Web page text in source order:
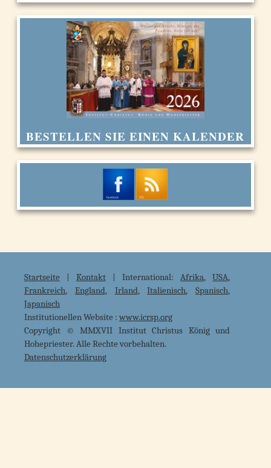
BESTELLEN SIE EINEN KALENDER
Startseite |Kontakt | International:Afrika,USA,
Frankreich, England, Irland,Italienisch,Spanisch,
Japanisch
Institutionellen Website : www.icrsp.org
Copyright © MMXVII Institut Christus König und
Hohepriester. Alle Rechte vorbehalten.
Datenschutzerklärung